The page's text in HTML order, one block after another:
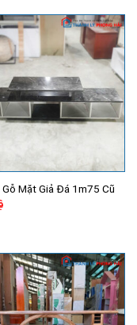
Mặt Giả Đá 1m75 Cũ